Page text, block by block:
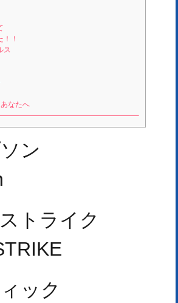
！
ス
なたへ
ン
トライク
ック